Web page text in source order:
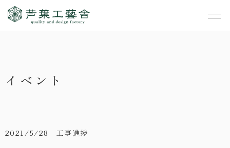
イベント
2021/5/28 工事進捗
- すべて
事業案内
- すべて